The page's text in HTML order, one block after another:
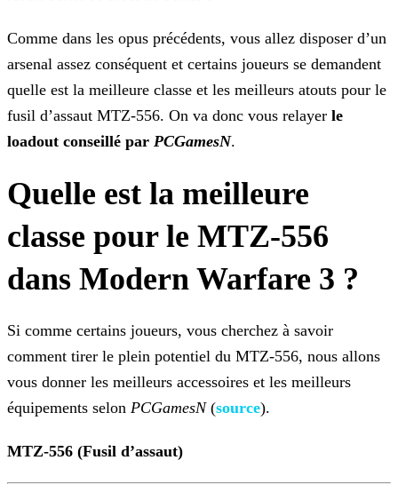
Comme dans les opus précédents, vous allez disposer d’un
arsenal assez conséquent et certains joueurs se demandent
quelle est la meilleure classe et les meilleurs atouts pour le
fusil d’assaut MTZ-556. On va donc vous relayer le
loadout conseillé par PCGamesN.
Quelle est la meilleure
classe pour le MTZ-556
dans Modern Warfare 3 ?
Si comme certains joueurs, vous cherchez à savoir
comment tirer le plein potentiel du MTZ-556, nous allons
vous donner les meilleurs accessoires et les meilleurs
équipements selon PCGamesN(source).
MTZ-556 (Fusil d’assaut)